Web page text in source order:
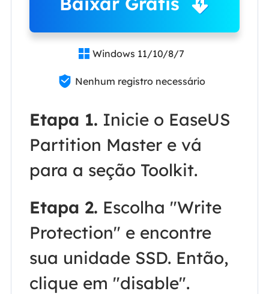
 Windows 11/10/8/7
 Nenhum registro necessário
Etapa 1. Inicie o EaseUS
Partition Master e vá
para a seção Toolkit.
Etapa 2. Escolha "Write
Protection" e encontre
sua unidade SSD. Então,
clique em "disable".